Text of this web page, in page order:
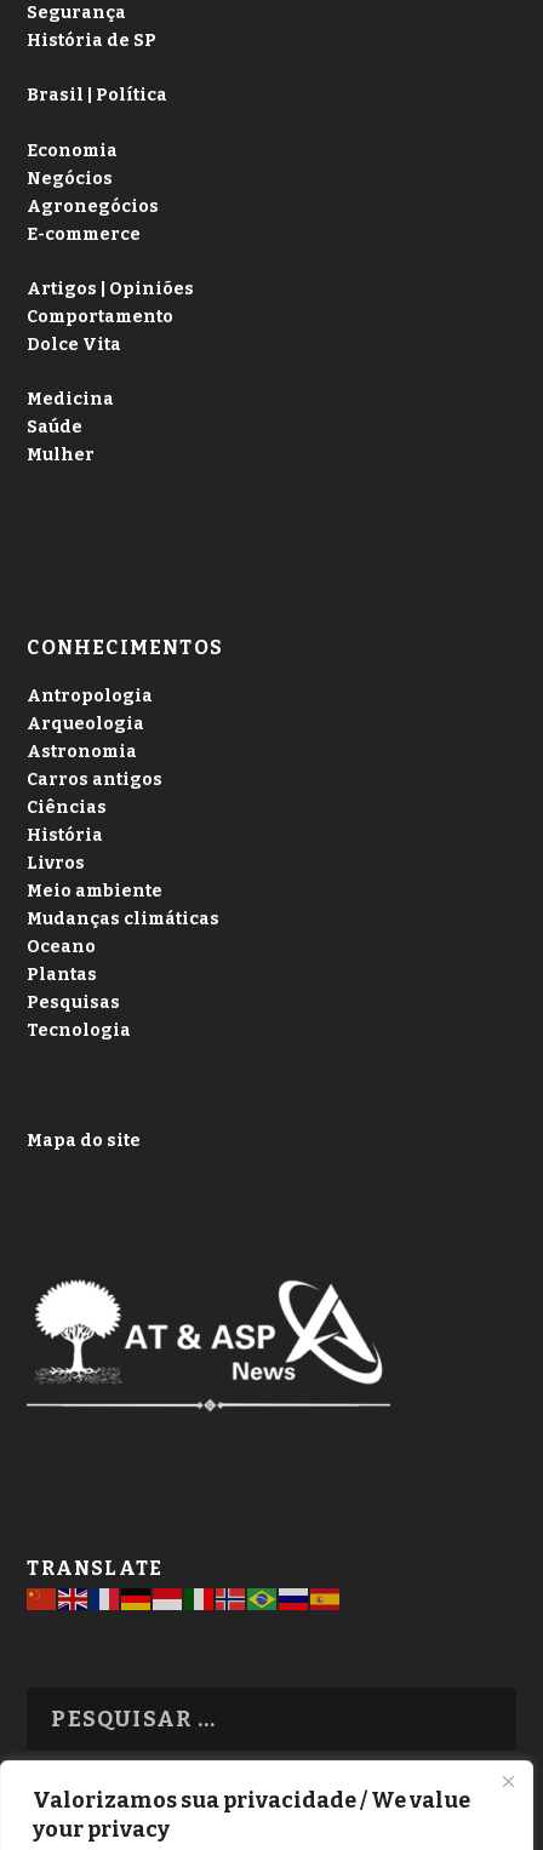
Valorizamos sua privacidade / We value
your privacy
Segurança
História de SP
Brasil | Política
Economia
Negócios
Agronegócios
E-commerce
Artigos | Opiniões
Comportamento
Dolce Vita
Medicina
Saúde
Mulher
CONHECIMENTOS
Antropologia
Arqueologia
Astronomia
Carros antigos
Ciências
História
Livros
Meio ambiente
Mudanças climáticas
Oceano
Plantas
Pesquisas
Tecnologia
Mapa do site
TRANSLATE
TODAS OS ASSUNTOS